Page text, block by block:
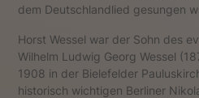
dem Deutschlandlied gesungen
Horst Wessel war der Sohn des
Wilhelm Ludwig Georg Wessel
1908 in der Bielefelder
historisch wichtigen Berliner